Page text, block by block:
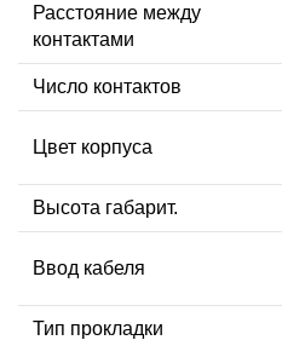
Расстояние между
контактами
Число контактов
Цвет корпуса
Высота габарит.
Ввод кабеля
Тип прокладки